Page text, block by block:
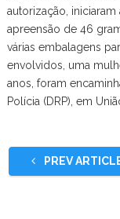
autorização,
apreensão de 46
várias embalagens
envolvidos, uma
anos, foram
Polícia (DRP), em
PREV